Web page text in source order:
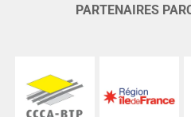
PARTENAIRES